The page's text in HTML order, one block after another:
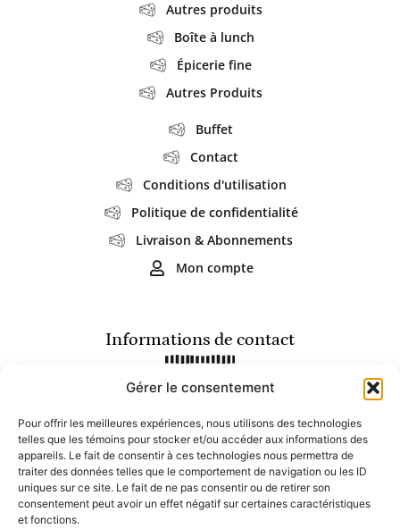
Gérer le consentement
Pour offrir les meilleures expériences, nous utilisons des technologies
telles que les témoins pour stocker et/ou accéder aux informations des
appareils. Le fait de consentir à ces technologies nous permettra de
traiter des données telles que le comportement de navigation ou les ID
uniques sur ce site. Le fait de ne pas consentir ou de retirer son
consentement peut avoir un effet négatif sur certaines caractéristiques
et fonctions.
Autres produits
Boîte à lunch
Épicerie fine
Autres Produits
Buffet
Contact
Conditions d'utilisation
Politique de confidentialité
Livraison & Abonnements
Mon compte
Informations de contact
(450) 964-5286 (Terrebonne)
info@lesgourmets.ca
2217 Chemin Gascon, Terrebonne
16800 rue Charles, Mirabel